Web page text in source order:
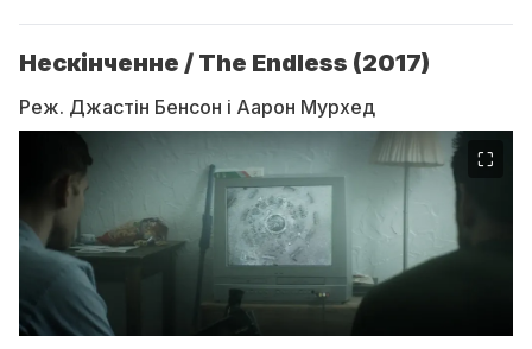
Нескінченне / The Endless (2017)
Реж. Джастін Бенсон і Аарон Мурхед
⛶